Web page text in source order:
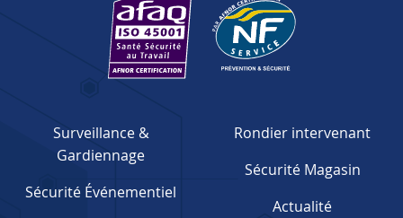
Surveillance &
Gardiennage
Sécurité Événementiel
Rondier intervenant
Sécurité Magasin
Actualité